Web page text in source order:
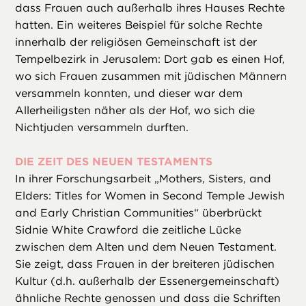
dass Frauen auch außerhalb ihres Hauses Rechte
hatten. Ein weiteres Beispiel für solche Rechte
innerhalb der religiösen Gemeinschaft ist der
Tempelbezirk in Jerusalem: Dort gab es einen Hof,
wo sich Frauen zusammen mit jüdischen Männern
versammeln konnten, und dieser war dem
Allerheiligsten näher als der Hof, wo sich die
Nichtjuden versammeln durften.
DIE ZEIT DES NEUEN TESTAMENTS
In ihrer Forschungsarbeit „Mothers, Sisters, and
Elders: Titles for Women in Second Temple Jewish
and Early Christian Communities“ überbrückt
Sidnie White Crawford die zeitliche Lücke
zwischen dem Alten und dem Neuen Testament.
Sie zeigt, dass Frauen in der breiteren jüdischen
Kultur (d.h. außerhalb der Essenergemeinschaft)
ähnliche Rechte genossen und dass die Schriften